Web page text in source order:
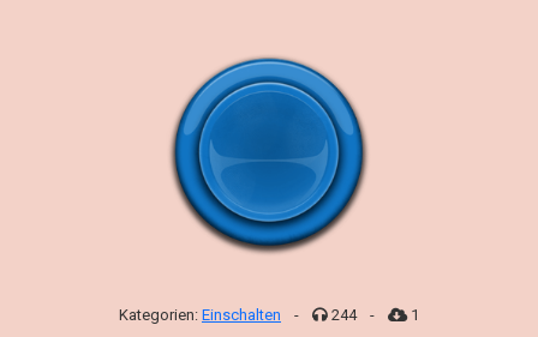
Kategorien: Einschalten - 244 - 1